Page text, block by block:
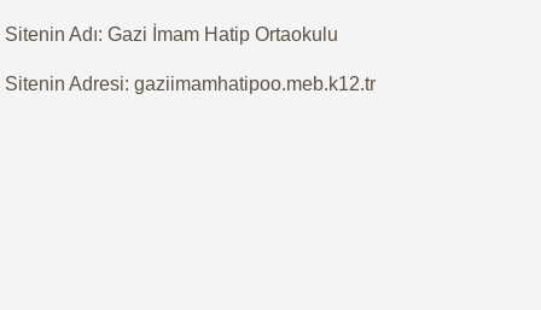
Sitenin Adı: Gazi İmam Hatip Ortaokulu
Sitenin Adresi: gaziimamhatipoo.meb.k12.tr